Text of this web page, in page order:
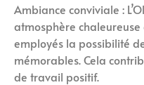
Ambiance conviviale :
atmosphère
employés la possibilité
mémorables. Cela
de travail positif.